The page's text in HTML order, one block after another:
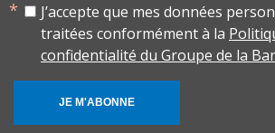
J’accepte que mes données
traitées conformément à la
confidentialité du Groupe de la
JE M'ABONNE